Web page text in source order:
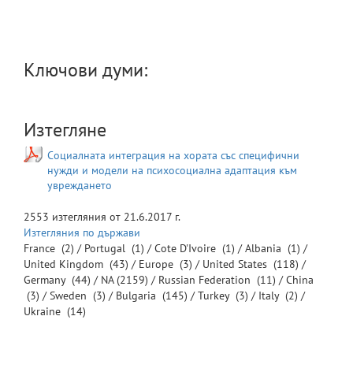
Ключови думи:
Изтегляне
Социалната интеграция на хората със специфични
нужди и модели на психосоциална адаптация към
увреждането
2553 изтегляния от 21.6.2017 г.
Изтегляния по държави
France (2) / Portugal (1) /Cote D'Ivoire (1) /Albania (1) /
United Kingdom (43) / Europe (3) / United States (118) /
Germany (44) / NA(2159) / Russian Federation (11) /China
(3) /Sweden (3) / Bulgaria (145) /Turkey (3) / Italy (2) /
Ukraine (14)